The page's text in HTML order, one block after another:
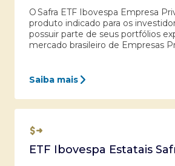
O Safra ETF Ibovespa Empresa
produto indicado para os
possuir parte de seus portfólios
mercado brasileiro de Empresas
Saiba mais
ETF Ibovespa Estatais